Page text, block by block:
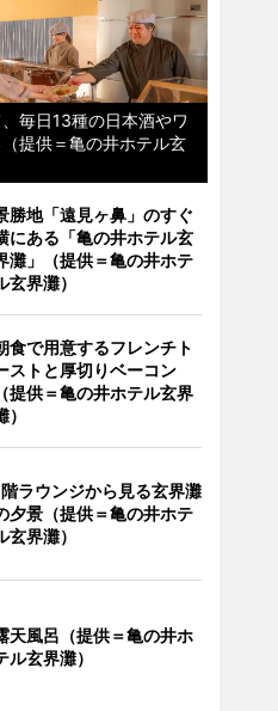
毎日13種の日本酒やワ
提供＝亀の井ホテル玄
勝地「遠見ヶ鼻」のすぐ
にある「亀の井ホテル玄
灘」（提供＝亀の井ホテ
玄界灘）
食で用意するフレンチト
ストと厚切りベーコン
（提供＝亀の井ホテル玄界
）
ラウンジから見る玄界灘
夕景（提供＝亀の井ホテ
玄界灘）
天風呂（提供＝亀の井ホ
ル玄界灘）